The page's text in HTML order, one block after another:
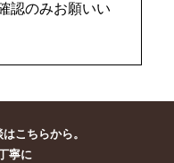
認のみお願いい
こちらから。
寧に